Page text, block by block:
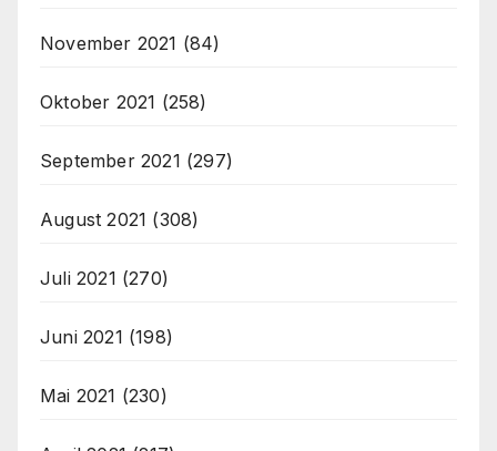
November 2021 (84)
Oktober 2021 (258)
September 2021 (297)
August 2021 (308)
Juli 2021 (270)
Juni 2021 (198)
Mai 2021 (230)